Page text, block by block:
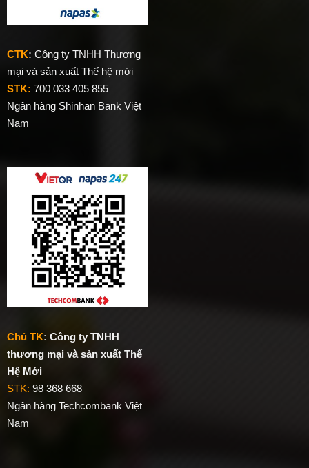
CTK: Công ty TNHH Thương
mại và sản xuất Thế hệ mới
STK: 700 033 405 855
Ngân hàng Shinhan Bank Việt
Nam
Chủ TK: Công ty TNHH
thương mại và sản xuất Thế
Hệ Mới
STK: 98 368 668
Ngân hàng Techcombank Việt
Nam